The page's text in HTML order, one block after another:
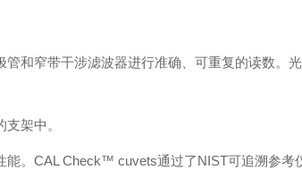
和窄带干涉滤波器进行准确、可重复的读数。
架中。
。CAL Check™ cuvets通过了NIST可追溯参考